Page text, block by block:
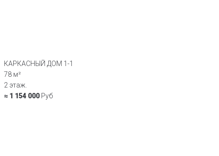
КАРКАСНЫЙ ДОМ 1-1
78 м²
2 этаж.
≈ 1 154 000 Руб